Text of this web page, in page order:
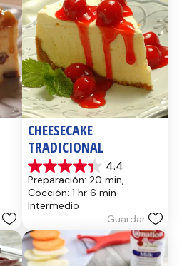
CHEESECAKE
TRADICIONAL
4.4
4.4
de
5
estrellas.
reseñas
Preparación: 20 min,
Cocción: 1 hr 6 min
Intermedio
Guardar